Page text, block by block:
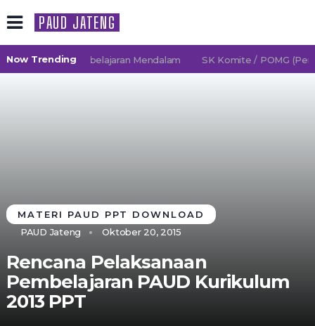
PAUD JATENG
Now Trending
2027 TK Pembelajaran Mendalam SK Komite / POMG
MATERI PAUD PPT DOWNLOAD
PAUD Jateng
Oktober 20, 2015
Rencana Pelaksanaan
Pembelajaran PAUD Kurikulum
2013 PPT